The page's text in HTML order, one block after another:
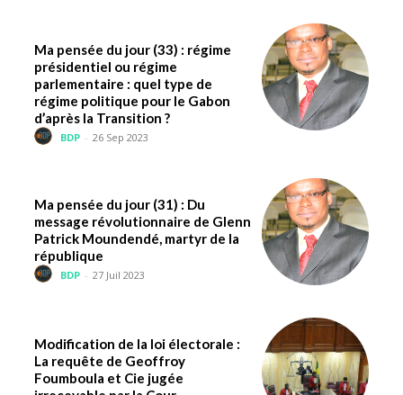
Ma pensée du jour (33) : régime
présidentiel ou régime
parlementaire : quel type de
régime politique pour le Gabon
d’après la Transition ?
BDP - 26 Sep 2023
Ma pensée du jour (31) : Du
message révolutionnaire de Glenn
Patrick Moundendé, martyr de la
république
BDP - 27 Juil 2023
Modification de la loi électorale :
La requête de Geoffroy
Foumboula et Cie jugée